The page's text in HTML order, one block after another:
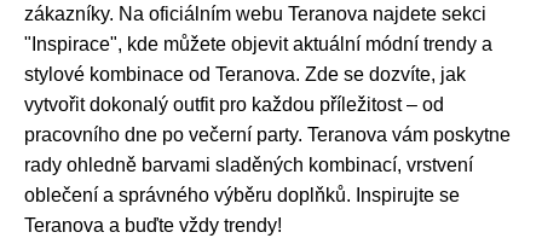
zákazníky. Na oficiálním webu Teranova najdete sekci
"Inspirace", kde můžete objevit aktuální módní trendy a
stylové kombinace od Teranova. Zde se dozvíte, jak
vytvořit dokonalý outfit pro každou příležitost – od
pracovního dne po večerní party. Teranova vám poskytne
rady ohledně barvami sladěných kombinací, vrstvení
oblečení a správného výběru doplňků. Inspirujte se
Teranova a buďte vždy trendy!